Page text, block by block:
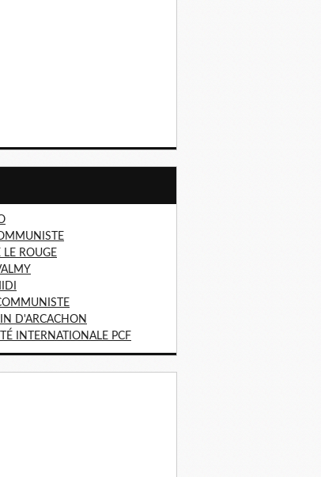
LE ROUGE
D'ARCACHON
INTERNATIONALE PCF